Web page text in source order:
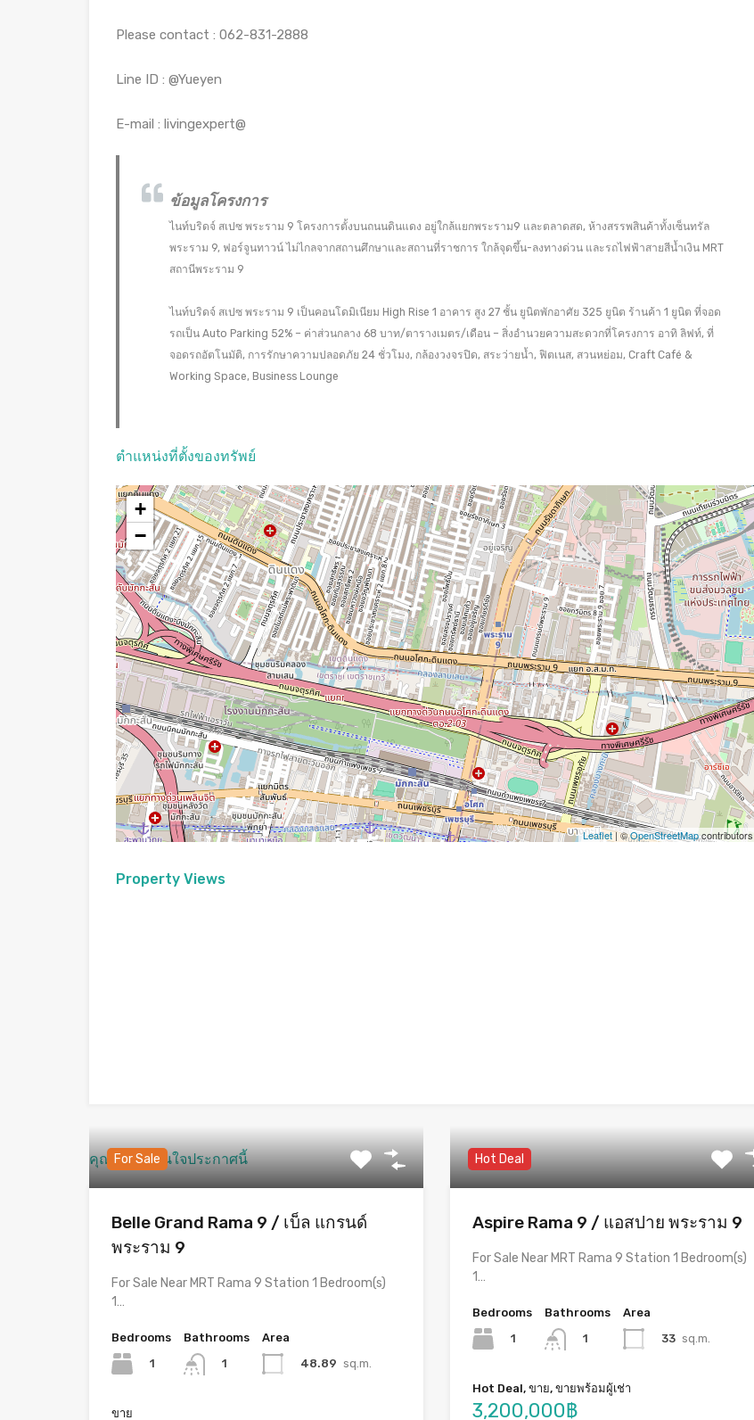
Please contact : 062-831-2888
Line ID : @Yueyen
E-mail : livingexpert@
ข้อมูลโครงการ
ไนท์บริดจ์ สเปซ พระราม 9 โครงการตั้งบนถนนดินแดง อยู่ใกล้แยกพระราม9 และตลาดสด, ห้างสรรพสินค้าทั้งเซ็นทรัล
พระราม 9, ฟอร์จูนทาวน์ ไม่ไกลจากสถานศึกษาและสถานที่ราชการ ใกล้จุดขึ้น-ลงทางด่วน และรถไฟฟ้าสายสีน้ำเงิน MRT
สถานีพระราม 9
ไนท์บริดจ์ สเปซ พระราม 9 เป็นคอนโดมิเนียม High Rise 1 อาคาร สูง 27 ชั้น ยูนิตพักอาศัย 325 ยูนิต ร้านค้า 1 ยูนิต ที่จอด
รถเป็น Auto Parking 52% – ค่าส่วนกลาง 68 บาท/ตารางเมตร/เดือน – สิ่งอำนวยความสะดวกที่โครงการ อาทิ ลิฟท์, ที่
จอดรถอัตโนมัติ, การรักษาความปลอดภัย 24 ชั่วโมง, กล้องวงจรปิด, สระว่ายน้ำ, ฟิตเนส, สวนหย่อม, Craft Café &
Working Space, Business Lounge
ตำแหน่งที่ตั้งของทรัพย์
+
−
Leaflet| ©OpenStreetMapcontributors
Property Views
คุณอาจจะสนใจประกาศนี้
For Sale
Belle Grand Rama 9 / เบ็ล แกรนด์
พระราม 9
For Sale Near MRT Rama 9 Station 1 Bedroom(s)
1…
Bedrooms
1
Bathrooms
1
Area
48.89 sq.m.
ขาย
Hot Deal
Aspire Rama 9 / แอสปาย พระราม 9
For Sale Near MRT Rama 9 Station 1 Bedroom(s)
1…
Bedrooms
1
Bathrooms
1
Area
33 sq.m.
Hot Deal, ขาย, ขายพร้อมผู้เช่า
3,200,000฿